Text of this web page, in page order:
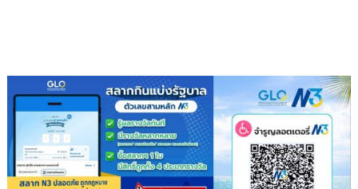
สืบสาน
พุทธ
ประเพณี
ส่ง
ต่อ
แรง
แห่ง